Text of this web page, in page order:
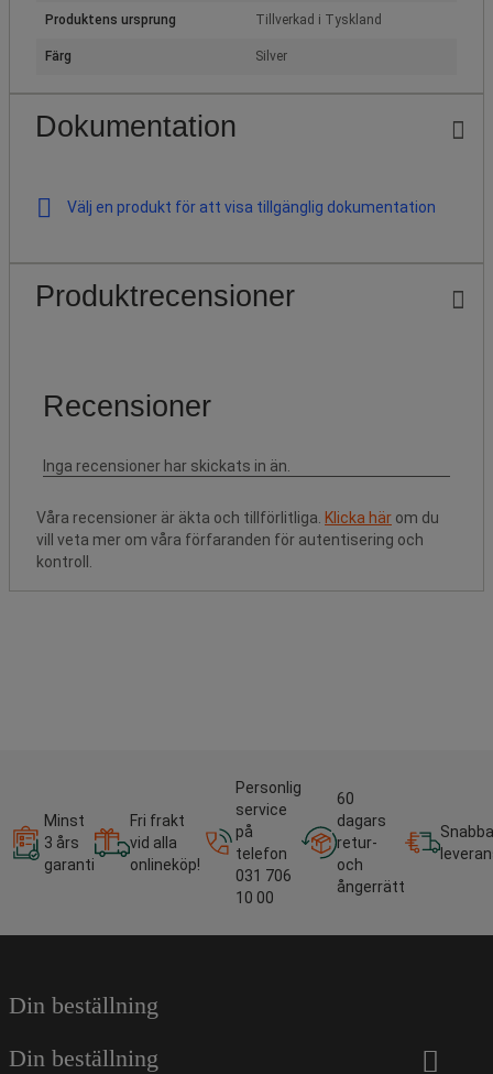
Produktens ursprung Tillverkad i Tyskland
Färg Silver
Dokumentation
Välj en produkt för att visa tillgänglig dokumentation
Produktrecensioner
Våra recensioner är äkta och tillförlitliga. Klicka här om du
vill veta mer om våra förfaranden för autentisering och
kontroll.
Minst
3 års
garanti
Fri frakt
vid alla
onlineköp!
Personlig
service
på
telefon
031 706
10 00
60
dagars
retur-
och
ångerrätt
Snabba
Din beställning
Din beställning